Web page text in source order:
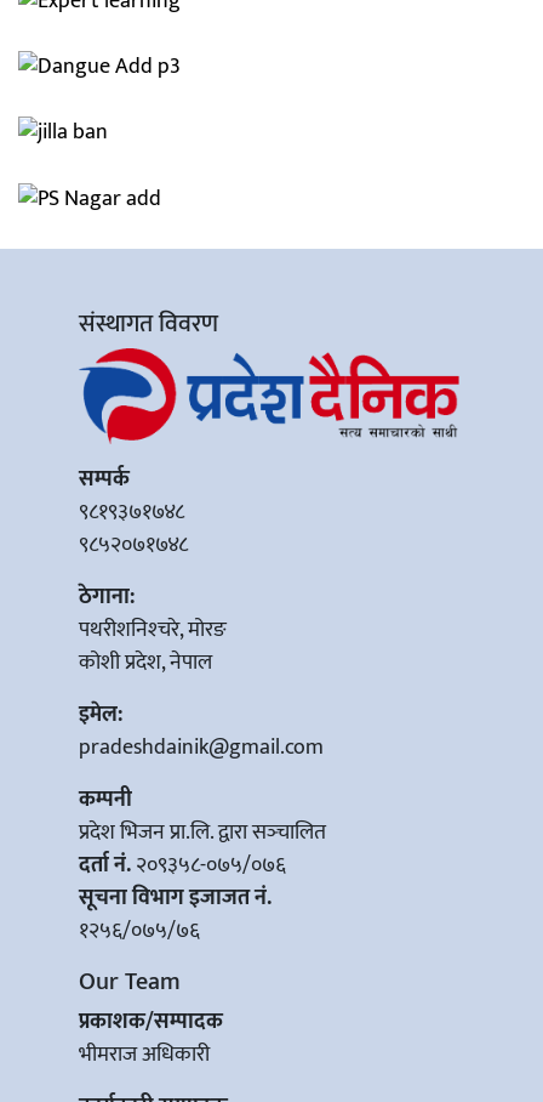
संस्थागत विवरण
सम्पर्क
९८१९३७१७४८
९८५२०७१७४८
ठेगाना:
पथरीशनिश्‍चरे, मोरङ
कोशी प्रदेश, नेपाल
इमेल:
pradeshdainik@gmail.com
कम्पनी
प्रदेश भिजन प्रा.लि. द्वारा सञ्‍चालित
दर्ता नं.२०९३५८-०७५/०७६
सूचना विभाग इजाजत नं.
१२५६/०७५/७६
Our Team
प्रकाशक/सम्पादक
भीमराज अधिकारी